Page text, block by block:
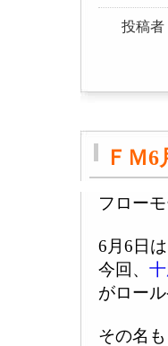
投稿者
ＦＭ
フロー
6月6日
今回、
がロー
その名